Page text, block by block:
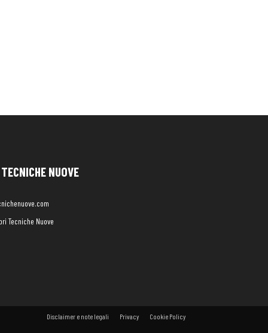
TECNICHE NUOVE
Tecniche Nuove
Disclaimer e note legali Privacy Cookie Policy